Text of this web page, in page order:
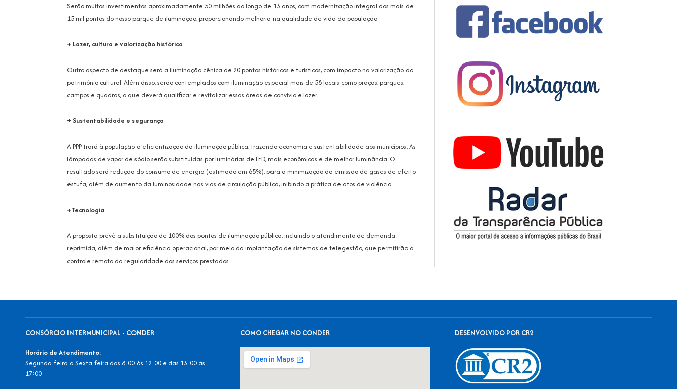
Serão muitos investimentos aproximadamente 50 milhões ao longo de 13 anos, com modernização integral dos mais de
15 mil pontos do nosso parque de iluminação, proporcionando melhoria na qualidade de vida da população.
+ Lazer, cultura e valorização histórica
Outro aspecto de destaque será a iluminação cênica de 20 pontos históricos e turísticos, com impacto na valorização do
patrimônio cultural. Além disso, serão contemplados com iluminação especial mais de 58 locais como praças, parques,
campos e quadras, o que deverá qualificar e revitalizar essas áreas de convívio e lazer.
+ Sustentabilidade e segurança
A PPP trará à população a eficientização da iluminação pública, trazendo economia e sustentabilidade aos municípios. As
lâmpadas de vapor de sódio serão substituídas por luminárias de LED, mais econômicas e de melhor luminância. O
resultado será redução do consumo de energia (estimado em 65%), para a minimização da emissão de gases de efeito
estufa, além de aumento da luminosidade nas vias de circulação pública, inibindo a prática de atos de violência.
+Tecnologia
A proposta prevê a substituição de 100% dos pontos de iluminação pública, incluindo o atendimento de demanda
reprimida, além de maior eficiência operacional, por meio da implantação de sistemas de telegestão, que permitirão o
controle remoto da regularidade dos serviços prestados.
CONSÓRCIO INTERMUNICIPAL - CONDER
Horário de Atendimento:
Segunda-feira a Sexta-feira das 8:00 às 12:00 e das 13:00 às
17:00
COMO CHEGAR NO CONDER DESENVOLVIDO POR CR2